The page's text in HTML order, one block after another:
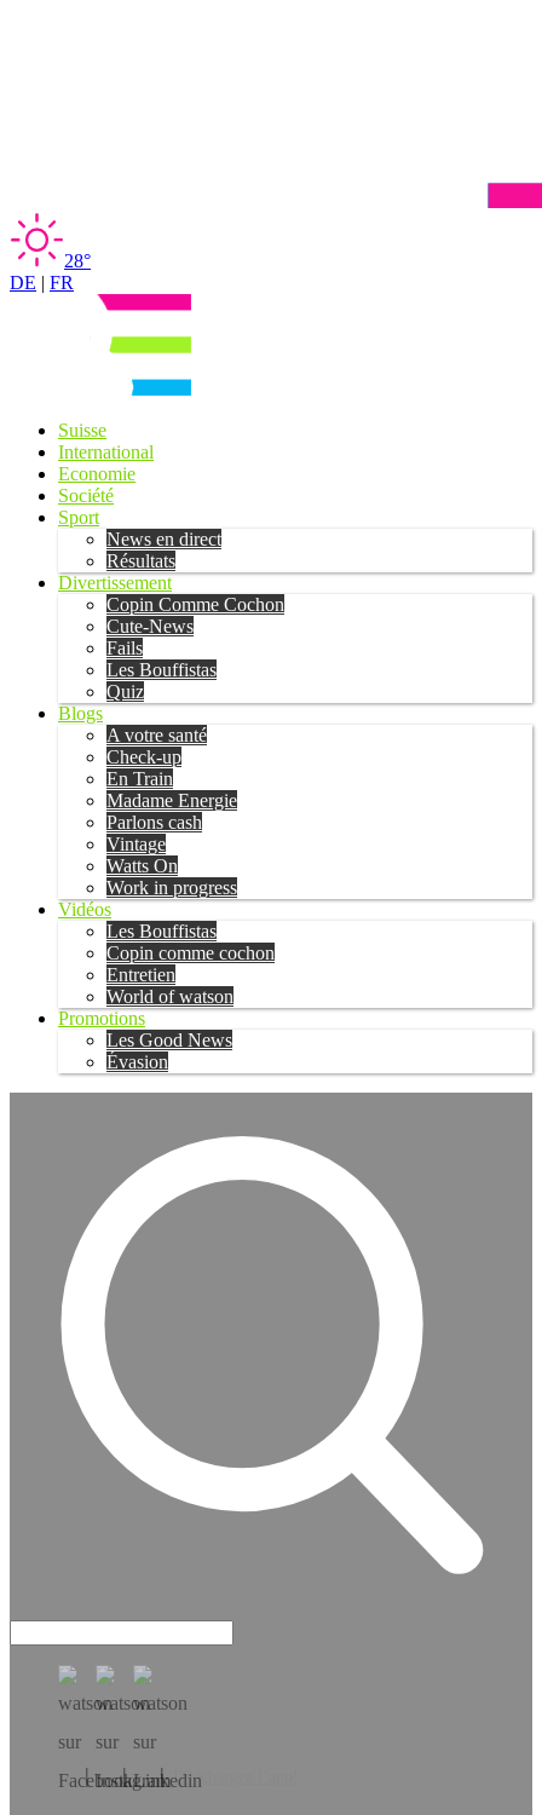
28°
DE | FR
Suisse
International
Economie
Société
Sport
News en direct
Résultats
Divertissement
Copin Comme Cochon
Cute-News
Fails
Les Bouffistas
Quiz
Blogs
A votre santé
Check-up
En Train
Madame Energie
Parlons cash
Vintage
Watts On
Work in progress
Vidéos
Les Bouffistas
Copin comme cochon
Entretien
World of watson
Promotions
Les Good News
Évasion
Téléchargez l’app!